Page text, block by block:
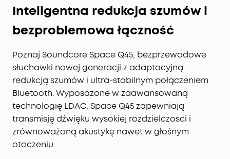
Inteligentna redukcja szumów i
bezproblemowa łączność
Poznaj Soundcore Space Q45, bezprzewodowe
słuchawki nowej generacji z adaptacyjną
redukcją szumów i ultra-stabilnym połączeniem
Bluetooth. Wyposażone w zaawansowaną
technologię LDAC, Space Q45 zapewniają
transmisję dźwięku wysokiej rozdzielczości i
zrównoważoną akustykę nawet w głośnym
otoczeniu.